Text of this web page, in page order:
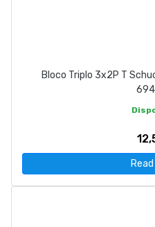
Bloco Triplo 3x2P T